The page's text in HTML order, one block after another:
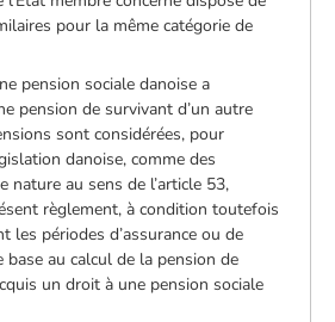
pour la même catégorie de
pension sociale danoise a
pension de survivant d’un autre
sont considérées, pour
danoise, comme des
nature au sens de l’article 53,
règlement, à condition toutefois
les périodes d’assurance ou de
base au calcul de la pension de
un droit à une pension sociale